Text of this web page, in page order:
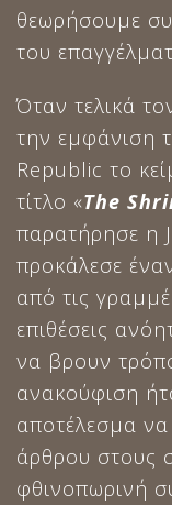
θεωρήσουμε
του
Όταν τελικά
την εμφάνιση
Republic το
τίτλο «The
παρατήρησε η
προκάλεσε
από τις
επιθέσεις
να βρουν
ανακούφιση
αποτέλεσμα
άρθρου στους
φθινοπωρινή